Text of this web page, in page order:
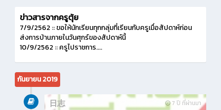
ข่าวสารจากครูตุ้ย
7/9/2562 :: ขอให้นักเรียนทุกกลุ่มที่เรียนกับครูเมื่อสัปดาห์ก่อน
ส่งการบ้านภายในวันศุกร์ของสัปดาห์นี้
10/9/2562 :: ครูไปราชการ....
กันยายน 2019
7 ปี ที่ผ่านมา
日志